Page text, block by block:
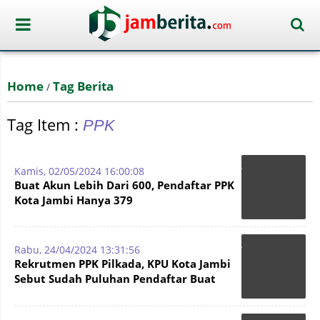
Home / Tag Berita
Tag Item : PPK
Kamis, 02/05/2024 16:00:08
Buat Akun Lebih Dari 600, Pendaftar PPK
Kota Jambi Hanya 379
Rabu, 24/04/2024 13:31:56
Rekrutmen PPK Pilkada, KPU Kota Jambi
Sebut Sudah Puluhan Pendaftar Buat